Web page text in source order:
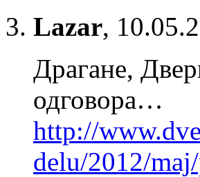
Lazar,
Драгане,
одговора…
http://
delu/2012/